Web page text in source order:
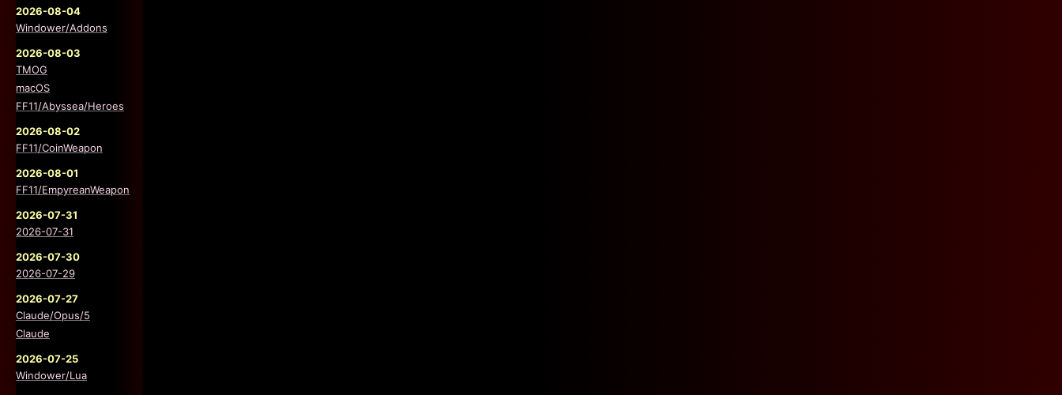
2026-08-04
Windower/Addons
2026-08-03
TMOG
macOS
FF11/Abyssea/Heroes
2026-08-02
FF11/CoinWeapon
2026-08-01
FF11/EmpyreanWeapon
2026-07-31
2026-07-31
2026-07-30
2026-07-29
2026-07-27
Claude/Opus/5
Claude
2026-07-25
Windower/Lua